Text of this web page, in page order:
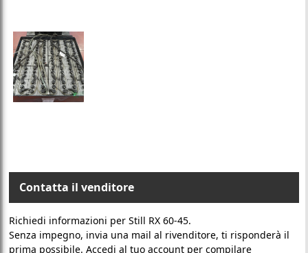
Contatta il venditore
Richiedi informazioni per Still RX 60-45.
Senza impegno, invia una mail al rivenditore, ti risponderà il
prima possibile. Accedi al tuo account per compilare